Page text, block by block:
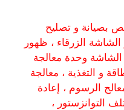
بصيانة و تصليح
الزرقاء ، ظهور
وحدة معالجة
و التغذية ، معالجة
الرسوم ، إعادة
التوانزستور ،